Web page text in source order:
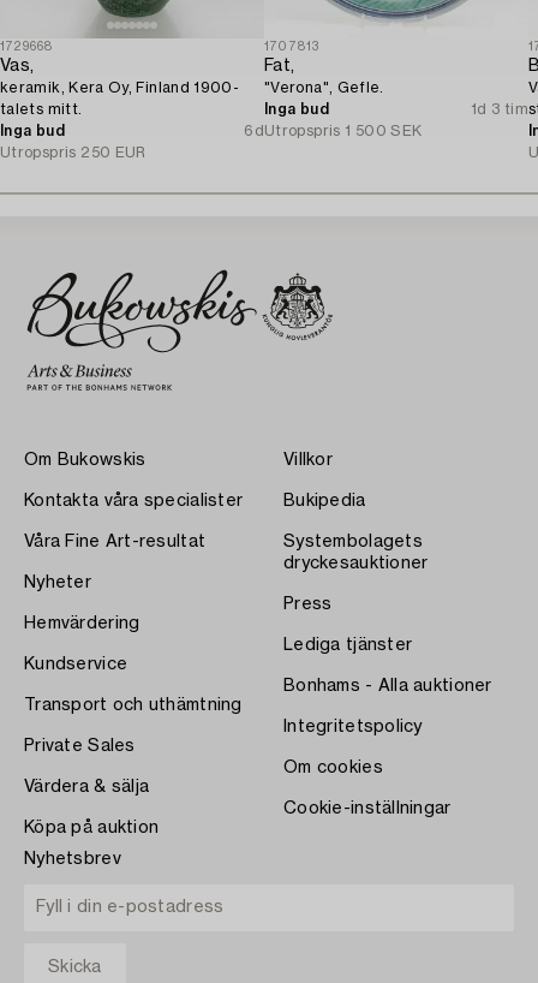
1729668
Vas,
keramik, Kera Oy, Finland 1900-
talets mitt.
Inga bud
6d
Utropspris 250 EUR
1707813
Fat,
"Verona", Gefle.
Inga bud
1d 3 tim
Utropspris 1 500 SEK
Om Bukowskis
Kontakta våra specialister
Våra Fine Art-resultat
Nyheter
Hemvärdering
Kundservice
Transport och uthämtning
Private Sales
Värdera & sälja
Köpa på auktion
Villkor
Bukipedia
Systembolagets
dryckesauktioner
Press
Lediga tjänster
Bonhams - Alla auktioner
Integritetspolicy
Om cookies
Cookie-inställningar
Nyhetsbrev